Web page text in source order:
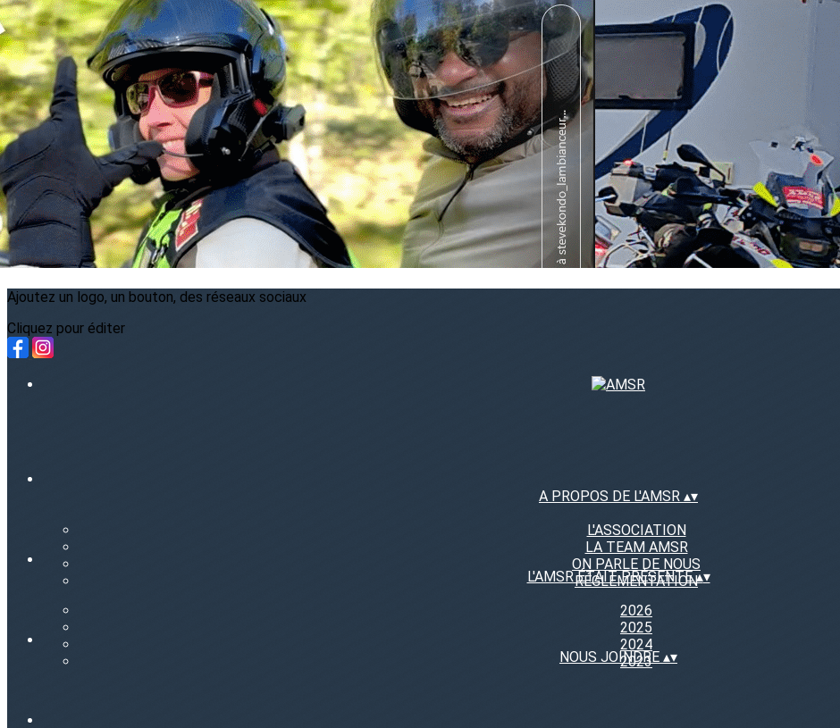
Exporter les lignes sélectionnées
Exporter toutes les colonnes
Exporter uniquement les colonnes affichées
Menu
?>
Images de la page d'accueil
Cliquez pour éditer
Ajoutez un logo, un bouton, des réseaux sociaux
Cliquez pour éditer
A PROPOS DE L'AMSR ▴▾
L'ASSOCIATION
LA TEAM AMSR
ON PARLE DE NOUS
RÉGLEMENTATION
L'AMSR ÉTAIT PRÉSENTE▴▾
2026
2025
2024
2023
NOUS JOINDRE ▴▾